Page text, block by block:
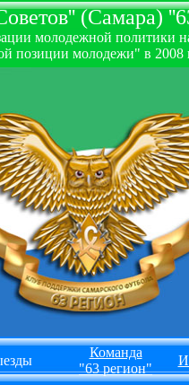
(Самара)
молодежной политики
позиции молодежи" в 2008
Команда
"63 регион"